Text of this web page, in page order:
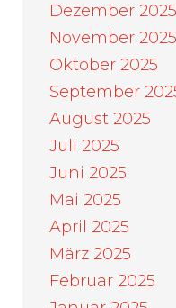
Dezember 2025
November 2025
Oktober 2025
September
August 2025
Juli 2025
Juni 2025
Mai 2025
April 2025
März 2025
Februar 2025